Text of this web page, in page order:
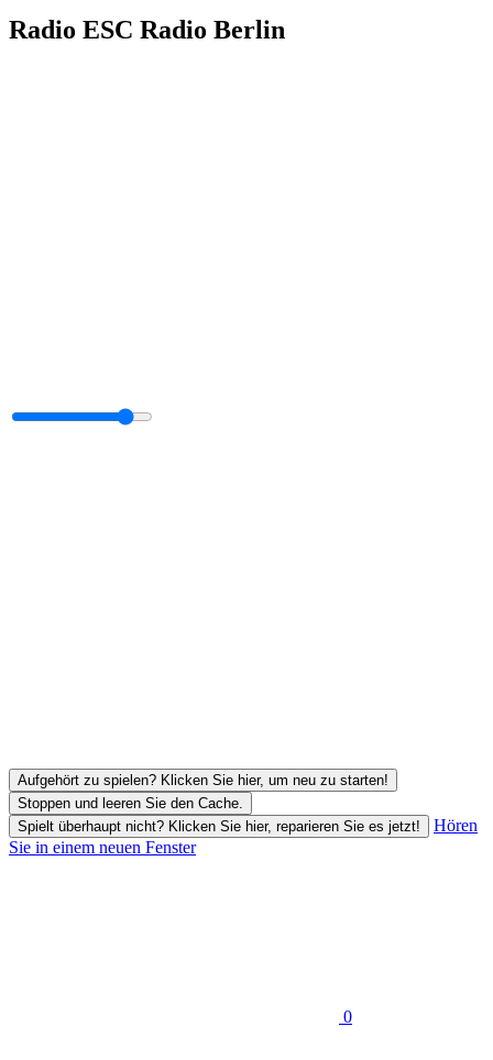
Radio ESC Radio Berlin
Aufgehört zu spielen? Klicken Sie hier, um neu zu starten!
Stoppen und leeren Sie den Cache.
Spielt überhaupt nicht? Klicken Sie hier, reparieren Sie es jetzt!
Hören
Sie in einem neuen Fenster
0